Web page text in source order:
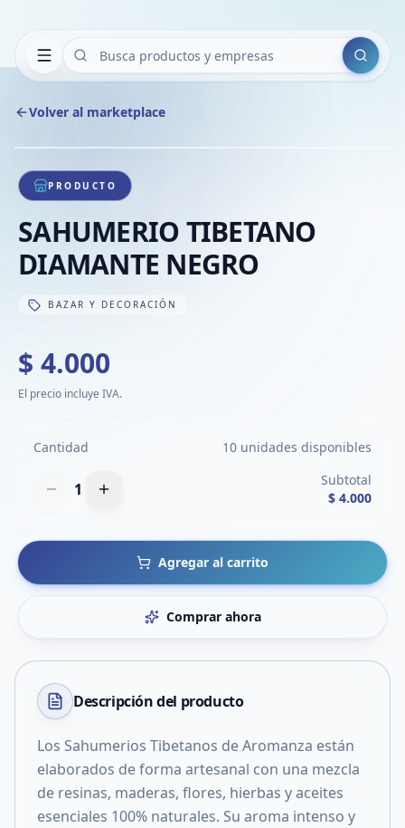
Buscar
Volver al marketplace
1/1
PRODUCTO
SAHUMERIO TIBETANO
DIAMANTE NEGRO
BAZAR Y DECORACIÓN
$ 4.000
El precio incluye IVA.
Cantidad 10 unidades disponibles
1
Subtotal
$ 4.000
Agregar al carrito
Comprar ahora
Descripción del producto
Los Sahumerios Tibetanos de Aromanza están
elaborados de forma artesanal con una mezcla
de resinas, maderas, flores, hierbas y aceites
esenciales 100% naturales. Su aroma intenso y